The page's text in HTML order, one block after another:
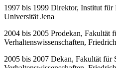
1997 bis 1999 Direktor, Institut
Universität Jena
2004 bis 2005 Prodekan, Fakultät
Verhaltenswissenschaften,
2005 bis 2007 Dekan, Fakultät für